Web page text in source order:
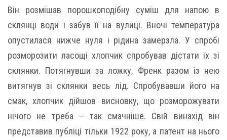
Він розмішав порошкоподібну суміш для напою в
склянці води і забув її на вулиці. Вночі температура
опустилася нижче нуля і рідина замерзла. У спробі
розморозити ласощі хлопчик спробував дістати їх зі
склянки. Потягнувши за ложку, Френк разом із нею
витягнув зі склянки весь лід. Спробувавши його на
смак, хлопчик дійшов висновку, що розморожувати
нічого не треба – так смачніше. Свій винахід він
представив публіці тільки 1922 року, а патент на нього